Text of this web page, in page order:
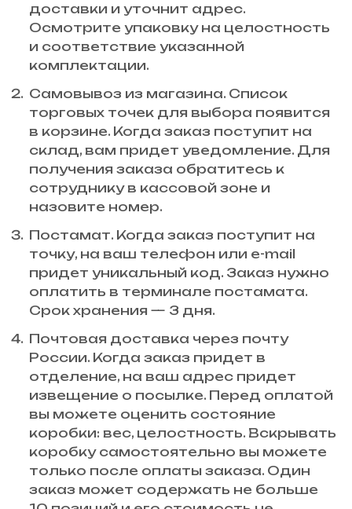
доставки и уточнит адрес.
Осмотрите упаковку на целостность
и соответствие указанной
комплектации.
Самовывоз из магазина. Список
торговых точек для выбора появится
в корзине. Когда заказ поступит на
склад, вам придет уведомление. Для
получения заказа обратитесь к
сотруднику в кассовой зоне и
назовите номер.
Постамат. Когда заказ поступит на
точку, на ваш телефон или e-mail
придет уникальный код. Заказ нужно
оплатить в терминале постамата.
Срок хранения — 3 дня.
Почтовая доставка через почту
России. Когда заказ придет в
отделение, на ваш адрес придет
извещение о посылке. Перед оплатой
вы можете оценить состояние
коробки: вес, целостность. Вскрывать
коробку самостоятельно вы можете
только после оплаты заказа. Один
заказ может содержать не больше